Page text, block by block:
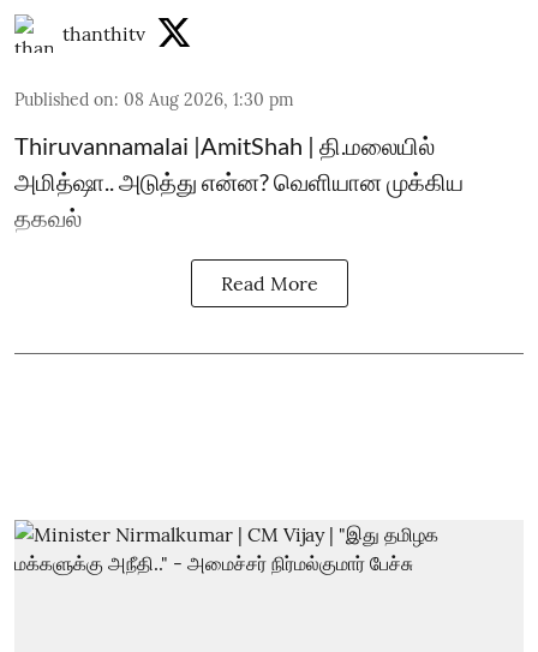
thanthitv
Published on: 08 Aug 2026, 1:30 pm
Thiruvannamalai |AmitShah | தி.மலையில்
அமித்ஷா.. அடுத்து என்ன? வெளியான முக்கிய
தகவல்
Read More